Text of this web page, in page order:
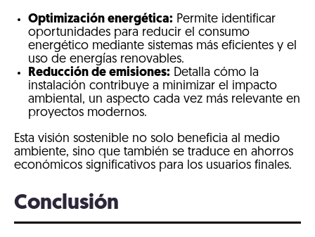
Optimización energética: Permite identificar
oportunidades para reducir el consumo
energético mediante sistemas más eficientes y el
uso de energías renovables.
Reducción de emisiones: Detalla cómo la
instalación contribuye a minimizar el impacto
ambiental, un aspecto cada vez más relevante en
proyectos modernos.
Esta visión sostenible no solo beneficia al medio
ambiente, sino que también se traduce en ahorros
económicos significativos para los usuarios finales.
Conclusión